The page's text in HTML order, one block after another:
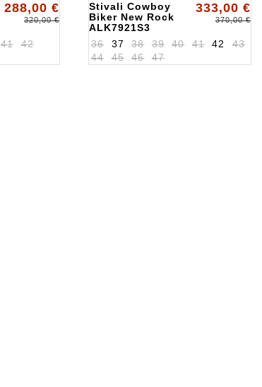
288,00 €
320,00 €
41 42
Stivali Cowboy
Biker New Rock
ALK7921S3
333,00 €
370,00 €
36 37 38 39 40 41 42
43
44
45 46 47